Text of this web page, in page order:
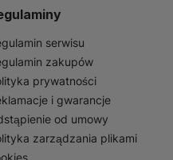
serwisu
zakupów
prywatności
i gwarancje
od umowy
zarządzania plikami